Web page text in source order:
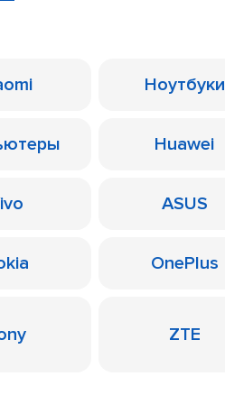
Ноутбуки
Huawei
ASUS
OnePlus
ZTE